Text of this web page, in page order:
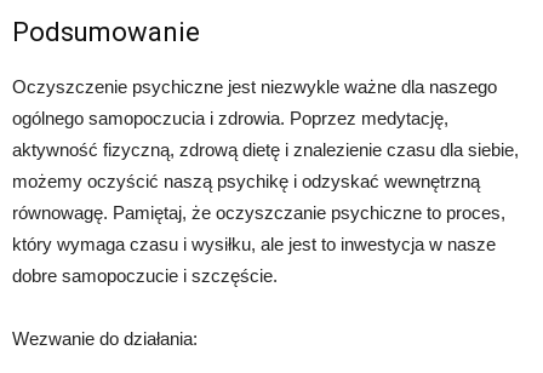
Podsumowanie
Oczyszczenie psychiczne jest niezwykle ważne dla naszego
ogólnego samopoczucia i zdrowia. Poprzez medytację,
aktywność fizyczną, zdrową dietę i znalezienie czasu dla siebie,
możemy oczyścić naszą psychikę i odzyskać wewnętrzną
równowagę. Pamiętaj, że oczyszczanie psychiczne to proces,
który wymaga czasu i wysiłku, ale jest to inwestycja w nasze
dobre samopoczucie i szczęście.
Wezwanie do działania: